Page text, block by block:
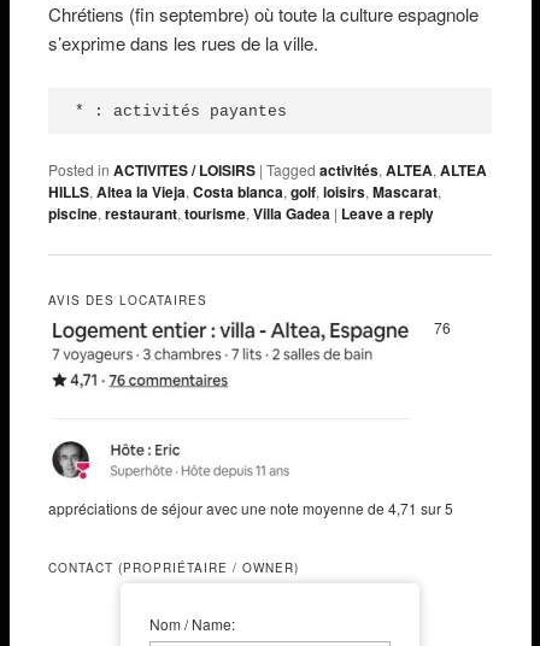
Chrétiens (fin septembre) où toute la culture espagnole
s’exprime dans les rues de la ville.
* : activités payantes
Posted in ACTIVITES / LOISIRS |Tagged activités,ALTEA,ALTEA
HILLS,Altea la Vieja,Costa blanca,golf,loisirs,Mascarat,
piscine,restaurant,tourisme,Villa Gadea | Leave a reply
AVIS DES LOCATAIRES
76
appréciations de séjour avec une note moyenne de 4,71 sur 5
CONTACT (PROPRIÉTAIRE / OWNER)
Nom / Name: